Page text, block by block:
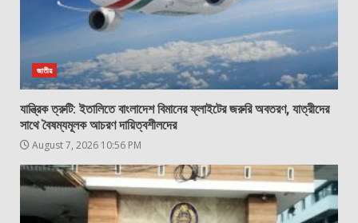
জাতীয়
যান্ত্রিক ত্রুটি: ইতালিতে বাংলাদেশ বিমানের ফ্লাইটের জরুরি অবতরণ, যাত্রীদের
সাথে বৈষম্যমূলক আচরণ দায়িত্বশীলদের
August 7, 2026 10:56 PM